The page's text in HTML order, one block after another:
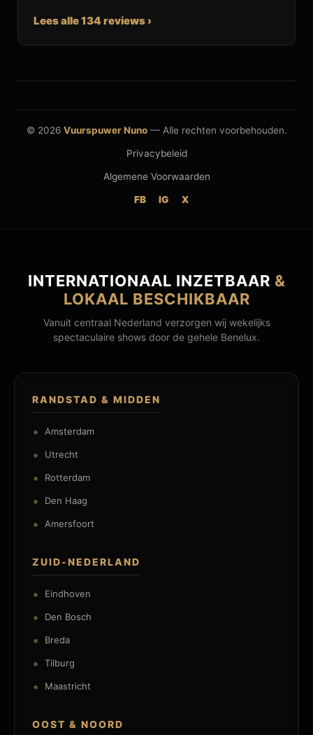
Lees alle 134 reviews ›
© 2026 Vuurspuwer Nuno— Alle rechten voorbehouden.
Privacybeleid
Algemene Voorwaarden
FB IG X
INTERNATIONAAL INZETBAAR &
LOKAAL BESCHIKBAAR
Vanuit centraal Nederland verzorgen wij wekelijks
spectaculaire shows door de gehele Benelux.
RANDSTAD & MIDDEN
Amsterdam
Utrecht
Rotterdam
Den Haag
Amersfoort
ZUID-NEDERLAND
Eindhoven
Den Bosch
Breda
Tilburg
Maastricht
OOST & NOORD